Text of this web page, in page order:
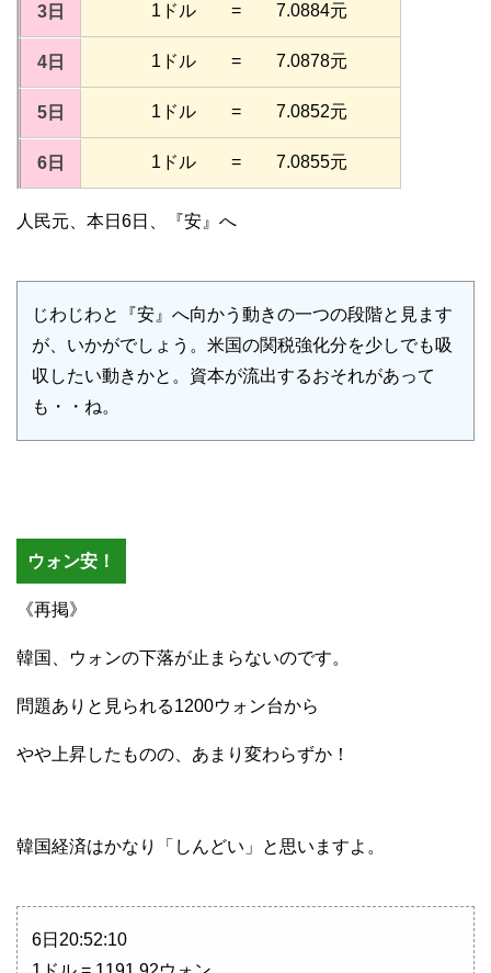
3日 1ドル = 7.0884元
4日 1ドル = 7.0878元
5日 1ドル = 7.0852元
6日 1ドル = 7.0855元
人民元、本日6日、『安』へ
じわじわと『安』へ向かう動きの一つの段階と見ます
が、いかがでしょう。米国の関税強化分を少しでも吸
収したい動きかと。資本が流出するおそれがあって
も・・ね。
ウォン安！
《再掲》
韓国、ウォンの下落が止まらないのです。
問題ありと見られる1200ウォン台から
やや上昇したものの、あまり変わらずか！
韓国経済はかなり「しんどい」と思いますよ。
6日20:52:10